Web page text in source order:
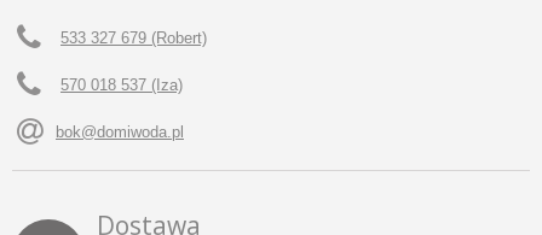
533 327 679 (Robert)
570 018 537 (Iza)
bok@domiwoda.pl
Dostawa